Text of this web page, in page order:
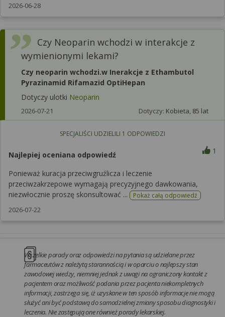
2026-06-28
Czy Neoparin wchodzi w interakcje z
wymienionymi lekami?
Czy neoparin wchodzi.w Inerakcje z Ethambutol
Pyrazinamid Rifamazid OptiHepan
Dotyczy ulotki Neoparin
2026-07-21 Dotyczy: Kobieta, 85 lat
SPECJALIŚCI UDZIELILI 1 ODPOWIEDZI
Najlepiej oceniana odpowiedź 1
Ponieważ kuracja przeciwgruźlicza i leczenie
przeciwzakrzepowe wymagają precyzyjnego dawkowania,
niezwłocznie proszę skonsultować ...
Pokaż całą odpowiedź
2026-07-22
Wszelkie porady oraz odpowiedzi na pytania są udzielane przez
farmaceutów z należytą starannością i w oparciu o najlepszy stan
zawodowej wiedzy, niemniej jednak z uwagi na ograniczony kontakt z
pacjentem oraz możliwość podania przez pacjenta niekompletnych
informacji, zastrzega się, iż uzyskane w ten sposób informacje nie mogą
służyć ani być podstawą do samodzielnej zmiany sposobu diagnostyki i
leczenia. Nie zastępują one również porady lekarskiej.